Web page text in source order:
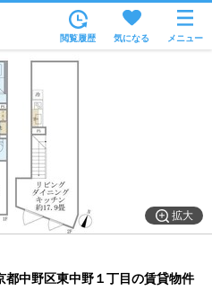
沿線・駅から
住所から
家賃相場から
通勤通学時間から
物件特集から
不動産会社から
閲覧履歴 気になる メニュー
拡大
中野区東中野１丁目の賃貸物件